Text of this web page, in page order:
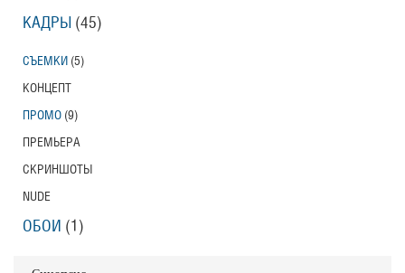
КАДРЫ (45)
СЪЕМКИ (5)
КОНЦЕПТ
ПРОМО (9)
ПРЕМЬЕРА
СКРИНШОТЫ
NUDE
ОБОИ (1)